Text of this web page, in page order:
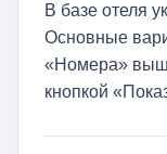
В базе отеля
Основные
«Номера»
кнопкой